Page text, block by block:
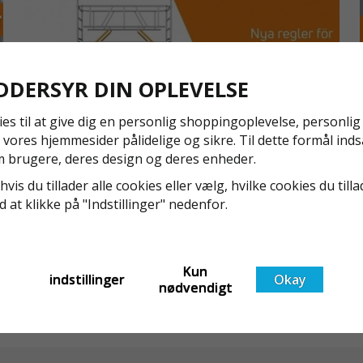
Det delvist
og skaber
Med
2,7x36m
anbefales
Bredden
velegnet
Vintervæv
mindre
stabil
NYA REGLER FÖR RULLSTÄLLNING - AFS2023:9 &
EN1004:2020
EU i skrivande stund, men detta kommer det bli
ändring på. Från och med 2025 träder nya
föreskrifter i kraft i Sverige gällande rullställningar,
Läs mer om de nya reglerna!
DIN OPLEVELSE
til at give dig en personlig shoppingoplevelse,
hjemmesider pålidelige og sikre. Til dette formål
brugere, deres design og deres enheder.
du tillader alle cookies eller vælg, hvilke cookies du
at klikke på "Indstillinger" nedenfor.
indstillinger
Kun
nødvendigt
Okay